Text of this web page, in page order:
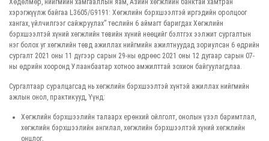
Хөдөлмөр, нийгмийн хамгааллын яам, Азийн хөгжлийн банктай хамтран
хэрэгжүүлж байгаа L3605/G9191: Хөгжлийн бэрхшээлтэй иргэдийн оролцоог
хангах, үйлчилгээг сайжруулах” төслийн 6 аймагт баригдах Хөгжлийн
бэрхшээлтэй хүний хөгжлийн төвийн хүний нөөцийг бэлтгэх ээлжит сургалтын
нэг болох уг хөгжлийн төвд ажиллах нийгмийн ажилтнуудад зориулсан 6 өдрийн
сургалт 2021 оны 11 дүгээр сарын 29-ны өдрөөс 2021 оны 12 дугаар сарын 07-
ны өдрийн хооронд Улаанбаатар хотноо амжилттай зохион байгуулагдлаа.
Сургалтаар суралцагсад нь хөгжлийн бэрхшээлтэй хүнтэй ажиллах нийгмийн
ажлын онол, практикууд, Үүнд:
Хөгжлийн бэрхшээлийн талаарх ерөнхий ойлголт, онолын үзэл баримтлал,
хөгжлийн бэрхшээлийн ангилал, хөгжлийн бэрхшээлтэй хүний хөгжлийн
онцлог,